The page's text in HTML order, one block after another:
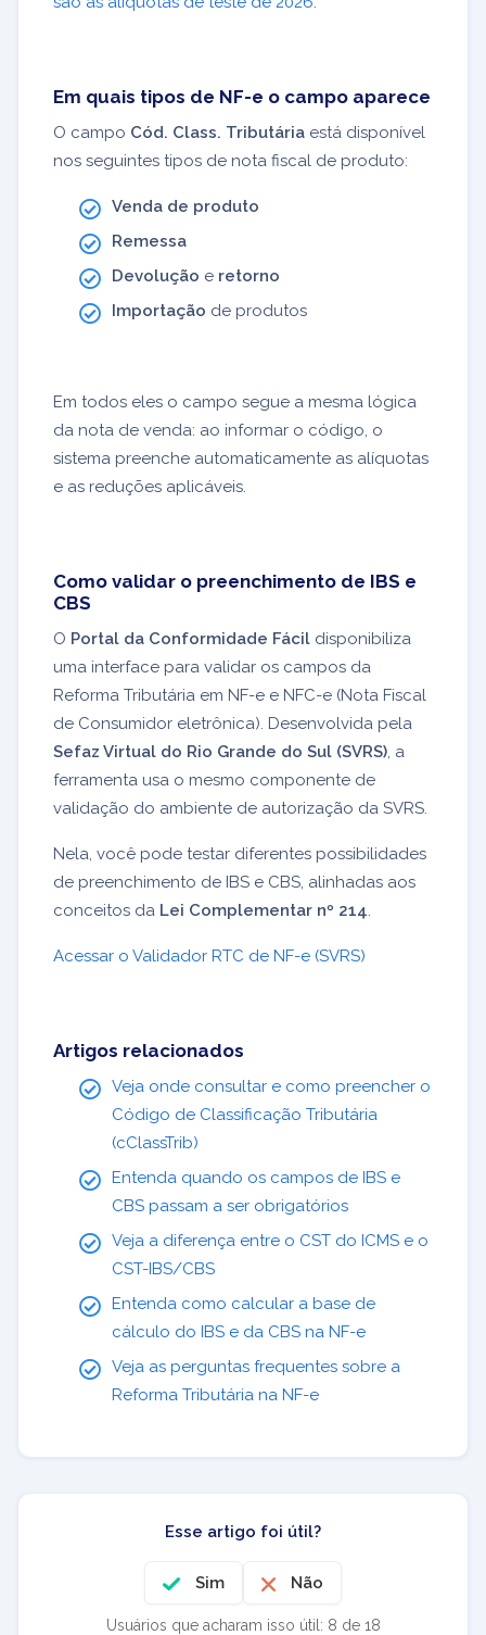
Em quais tipos de NF-e o campo aparece
O campo Cód. Class. Tributária está disponível
nos seguintes tipos de nota fiscal de produto:
Venda de produto
Remessa
Devolução e retorno
Importação de produtos
Em todos eles o campo segue a mesma lógica
da nota de venda: ao informar o código, o
sistema preenche automaticamente as alíquotas
e as reduções aplicáveis.
Como validar o preenchimento de IBS e
CBS
O Portal da Conformidade Fácil disponibiliza
uma interface para validar os campos da
Reforma Tributária em NF-e e NFC-e (Nota Fiscal
de Consumidor eletrônica). Desenvolvida pela
Sefaz Virtual do Rio Grande do Sul (SVRS), a
ferramenta usa o mesmo componente de
validação do ambiente de autorização da SVRS.
Nela, você pode testar diferentes possibilidades
de preenchimento de IBS e CBS, alinhadas aos
conceitos da Lei Complementar nº 214.
Acessar o Validador RTC de NF-e (SVRS)
Artigos relacionados
Veja onde consultar e como preencher o
Código de Classificação Tributária
(cClassTrib)
Entenda quando os campos de IBS e
CBS passam a ser obrigatórios
Veja a diferença entre o CST do ICMS e o
CST-IBS/CBS
Entenda como calcular a base de
cálculo do IBS e da CBS na NF-e
Veja as perguntas frequentes sobre a
Reforma Tributária na NF-e
Esse artigo foi útil?
Sim Não
Usuários que acharam isso útil: 8 de 18